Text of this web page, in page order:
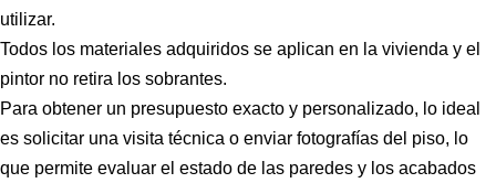
utilizar.
Todos los materiales adquiridos se aplican en la vivienda y el
pintor no retira los sobrantes.
Para obtener un presupuesto exacto y personalizado, lo ideal
es solicitar una visita técnica o enviar fotografías del piso, lo
que permite evaluar el estado de las paredes y los acabados